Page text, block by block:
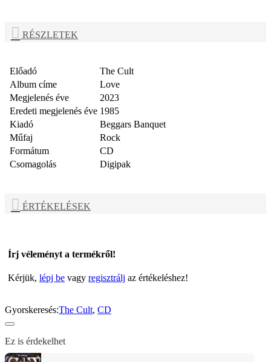
RÉSZLETEK
Előadó
The Cult
Album címe
Love
Megjelenés éve
2023
Eredeti megjelenés éve 1985
Kiadó
Beggars Banquet
Műfaj
Rock
Formátum
CD
Csomagolás
Digipak
ÉRTÉKELÉSEK
Írj véleményt a termékről!
Kérjük, lépj be vagy regisztrálj az értékeléshez!
Gyorskeresés:The Cult, CD
Ez is érdekelhet